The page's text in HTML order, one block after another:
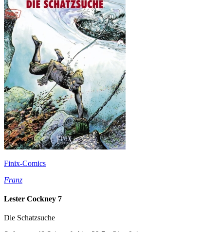
Finix-Comics
Franz
Lester Cockney 7
Die Schatzsuche